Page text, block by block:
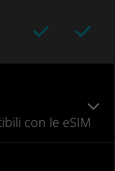
con le eSIM